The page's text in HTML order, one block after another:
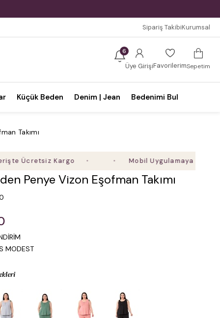
Sipariş TakibiKurumsal
6
Üye GirişiFavorilerimSepetim
Küçük Beden Denim | Jean Bedenimi Bul
Takımı
Kargo Mobil Uygulamaya Özel Ek %5
Penye Vizon Eşofman Takımı
MODEST